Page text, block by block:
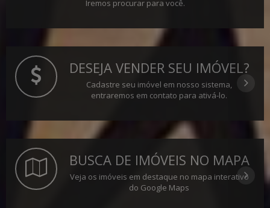
Iremos procurar para você.
DESEJA VENDER SEU IMÓVEL?
Cadastre seu imóvel em nosso sistema,
entraremos em contato para ativá-lo.
BUSCA DE IMÓVEIS NO MAPA
Veja os imóveis em destaque no mapa interativo
do Google Maps